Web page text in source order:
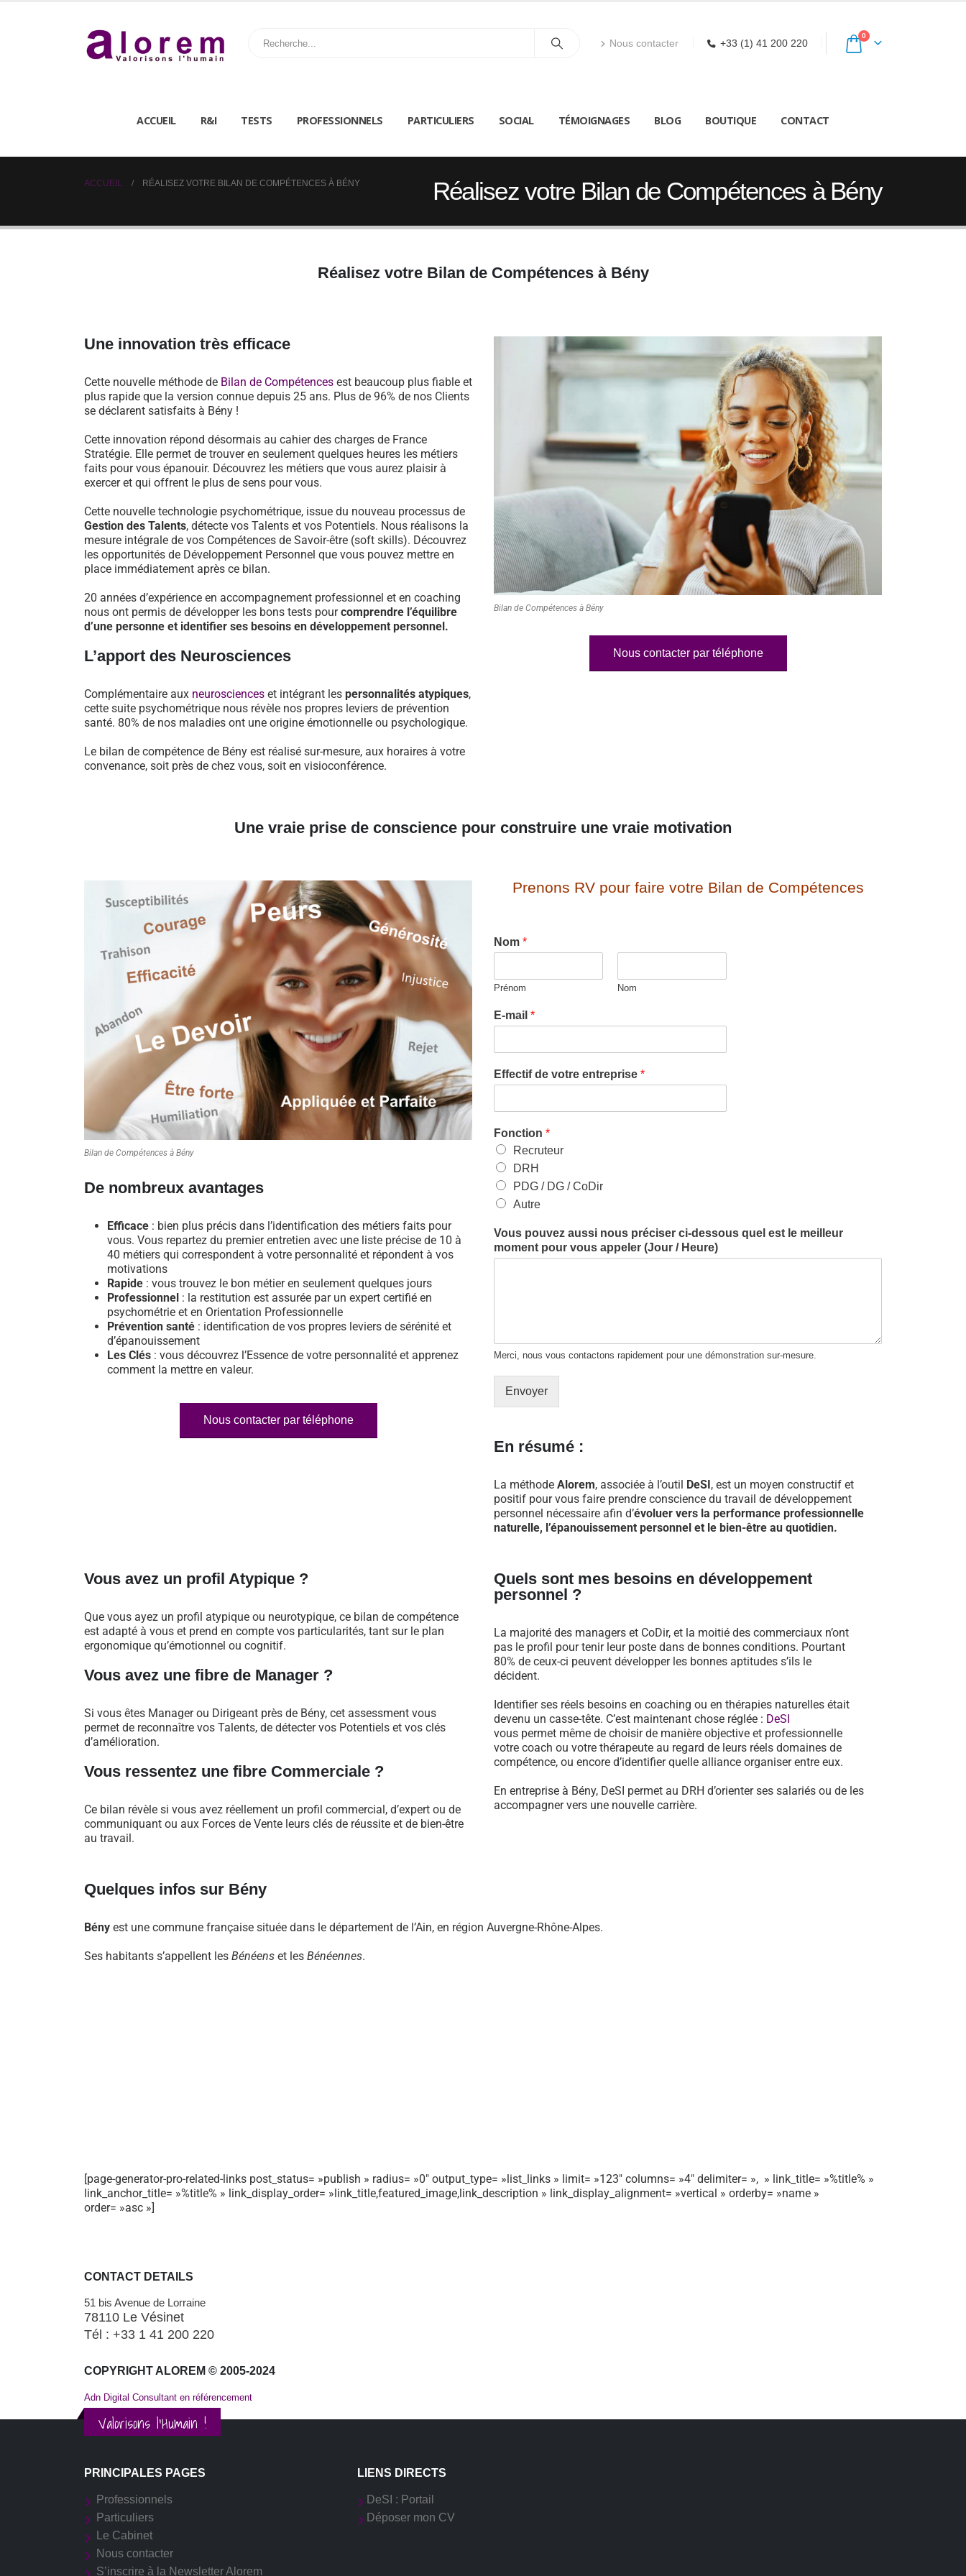
Nous contacter +33 (1) 41 200 220
0
ACCUEIL R&I TESTS PROFESSIONNELS PARTICULIERS SOCIAL TÉMOIGNAGES BLOG BOUTIQUE CONTACT
Réalisez votre Bilan de Compétences à Bény
ACCUEIL RÉALISEZ VOTRE BILAN DE COMPÉTENCES À BÉNY
Réalisez votre Bilan de Compétences à Bény
Une innovation très efficace
Cette nouvelle méthode de Bilan de Compétences est beaucoup plus fiable et
plus rapide que la version connue depuis 25 ans. Plus de 96% de nos Clients
se déclarent satisfaits à Bény !
Cette innovation répond désormais au cahier des charges de France
Stratégie. Elle permet de trouver en seulement quelques heures les métiers
faits pour vous épanouir. Découvrez les métiers que vous aurez plaisir à
exercer et qui offrent le plus de sens pour vous.
Cette nouvelle technologie psychométrique, issue du nouveau processus de
Gestion des Talents, détecte vos Talents et vos Potentiels. Nous réalisons la
mesure intégrale de vos Compétences de Savoir-être (soft skills). Découvrez
les opportunités de Développement Personnel que vous pouvez mettre en
place immédiatement après ce bilan.
20 années d’expérience en accompagnement professionnel et en coaching
nous ont permis de développer les bons tests pourcomprendre l’équilibre
d’une personne et identifier ses besoins en développement personnel.
L’apport des Neurosciences
Complémentaire aux neurosciences et intégrant les personnalités atypiques,
cette suite psychométrique nous révèle nos propres leviers de prévention
santé. 80% de nos maladies ont une origine émotionnelle ou psychologique.
Le bilan de compétence de Bény est réalisé sur-mesure, aux horaires à votre
convenance, soit près de chez vous, soit en visioconférence.
Bilan de Compétences à Bény
Nous contacter par téléphone
Une vraie prise de conscience pour construire une vraie motivation
Bilan de Compétences à Bény
De nombreux avantages
Efficace : bien plus précis dans l’identification des métiers faits pour
vous. Vous repartez du premier entretien avec une liste précise de 10 à
40 métiers qui correspondent à votre personnalité et répondent à vos
motivations
Rapide : vous trouvez le bon métier en seulement quelques jours
Professionnel : la restitution est assurée par un expert certifié en
psychométrie et en Orientation Professionnelle
Prévention santé : identification de vos propres leviers de sérénité et
d’épanouissement
Les Clés : vous découvrez l’Essence de votre personnalité et apprenez
comment la mettre en valeur.
Nous contacter par téléphone
Prenons RV pour faire votre Bilan de Compétences
Nom *
Prénom Nom
E-mail *
Effectif de votre entreprise *
Fonction *
Recruteur
DRH
PDG / DG / CoDir
Autre
Vous pouvez aussi nous préciser ci-dessous quel est le meilleur
moment pour vous appeler (Jour / Heure)
Merci, nous vous contactons rapidement pour une démonstration sur-mesure.
Envoyer
En résumé :
La méthode Alorem, associée à l’outil DeSI, est un moyen constructif et
positif pour vous faire prendre conscience du travail de développement
personnel nécessaire afin d’évoluer vers la performance professionnelle
naturelle, l’épanouissement personnel et le bien-être au quotidien.
Vous avez un profil Atypique ?
Que vous ayez un profil atypique ou neurotypique, ce bilan de compétence
est adapté à vous et prend en compte vos particularités, tant sur le plan
ergonomique qu’émotionnel ou cognitif.
Vous avez une fibre de Manager ?
Si vous êtes Manager ou Dirigeant près de Bény, cet assessment vous
permet de reconnaître vos Talents, de détecter vos Potentiels et vos clés
d’amélioration.
Vous ressentez une fibre Commerciale ?
Ce bilan révèle si vous avez réellement un profil commercial, d’expert ou de
communiquant ou aux Forces de Vente leurs clés de réussite et de bien-être
au travail.
Quels sont mes besoins en développement
personnel ?
La majorité des managers et CoDir, et la moitié des commerciaux n’ont
pas le profil pour tenir leur poste dans de bonnes conditions. Pourtant
80% de ceux-ci peuvent développer les bonnes aptitudes s’ils le
décident.
Identifier ses réels besoins en coaching ou en thérapies naturelles était
devenu un casse-tête. C’est maintenant chose réglée : DeSI
vous permet même de choisir de manière objective et professionnelle
votre coach ou votre thérapeute au regard de leurs réels domaines de
compétence, ou encore d’identifier quelle alliance organiser entre eux.
En entreprise à Bény, DeSI permet au DRH d’orienter ses salariés ou de les
accompagner vers une nouvelle carrière.
Quelques infos sur Bény
Bény est une commune française située dans le département de l’Ain, en région Auvergne-Rhône-Alpes.
Ses habitants s’appellent les Bénéens et les Bénéennes.
[page-generator-pro-related-links post_status= »publish » radius= »0″ output_type= »list_links » limit= »123″ columns= »4″ delimiter= », » link_title= »%title% »
link_anchor_title= »%title% » link_display_order= »link_title,featured_image,link_description » link_display_alignment= »vertical » orderby= »name »
order= »asc »]
CONTACT DETAILS
51 bis Avenue de Lorraine
78110 Le Vésinet
Tél : +33 1 41 200 220
COPYRIGHT ALOREM © 2005-2024
Adn Digital Consultant en référencement
Valorisons l'Humain !
PRINCIPALES PAGES
Professionnels
Particuliers
Le Cabinet
Nous contacter
S’inscrire à la Newsletter Alorem
LIENS DIRECTS
DeSI : Portail
Déposer mon CV